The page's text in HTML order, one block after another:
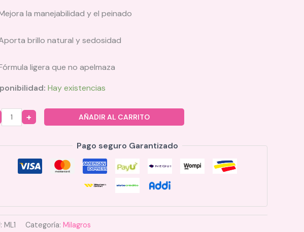
la manejabilidad y el peinado
brillo natural y sedosidad
ligera que no apelmaza
Hay existencias
AÑADIR AL CARRITO
Pago seguro Garantizado
ML1 Categoría: Milagros